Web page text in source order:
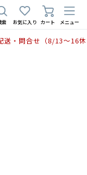
索 お気に入り カート メニュー
送・問合せ（8/13〜16休